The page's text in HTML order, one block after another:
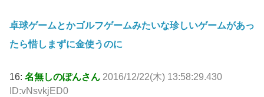
卓球ゲームとかゴルフゲームみたいな珍しいゲームがあっ
たら惜しまずに金使うのに
16: 名無しのぽんさん 2016/12/22(木) 13:58:29.430
ID:vNsvkjED0